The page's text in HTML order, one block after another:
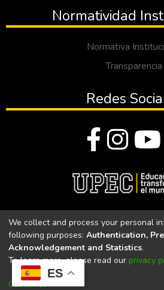
ES
Normatividad
Normativa
Transparencia
Redes
Universidad Politécnica
Universidad Politécnica Estatal del
CACES Resolución N°. 160-
We collect and process your personal
following purposes: Authentication,
Acknowledgement and Statistics.
To learn more, please read our privacy
Customize